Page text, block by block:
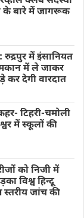
के बारे में जागरूक
में इंसानियत
मकान में ले जाकर
कर देगी वारदात
टिहरी-चमोली
में स्कूलों की
को निजी में
विश्व हिन्दू
जांच की